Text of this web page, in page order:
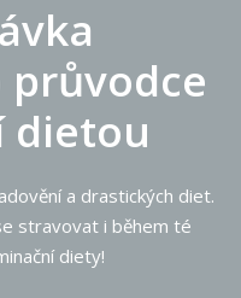
dietou
a drastických diet.
stravovat i během té
diety!